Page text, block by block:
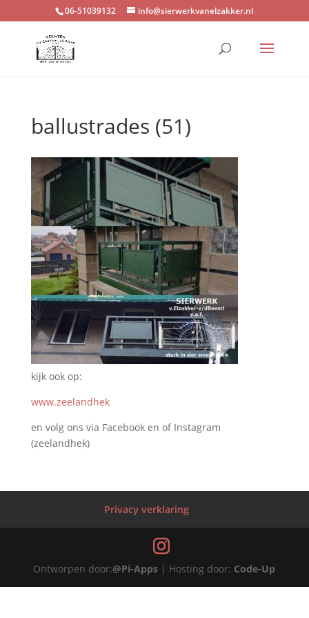
06-51039132 info@sierwerkvanelzakker.nl
ballustrades (51)
kijk ook op:
www.zeelandhek
en volg ons via Facebook en of Instagram
(zeelandhek)
Privacy verklaring
Ontworpen door:@Pi-Apps | Hosting door: Code-Up